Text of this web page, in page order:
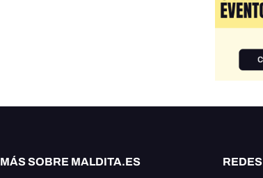
MÁS SOBRE MALDITA.ES REDES